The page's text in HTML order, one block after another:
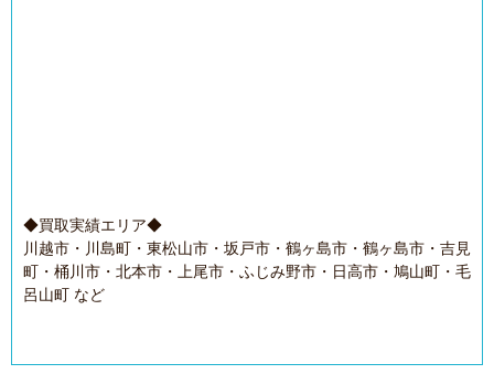
◆買取実績エリア◆
川越市・川島町・東松山市・坂戸市・鶴ヶ島市・鶴ヶ島市・吉見
町・桶川市・北本市・上尾市・ふじみ野市・日高市・鳩山町・毛
呂山町 など